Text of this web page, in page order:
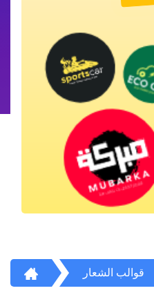
قوالب الشعار